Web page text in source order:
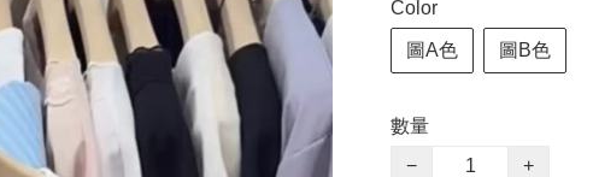
Color
圖A色 圖B色
數量
−
+